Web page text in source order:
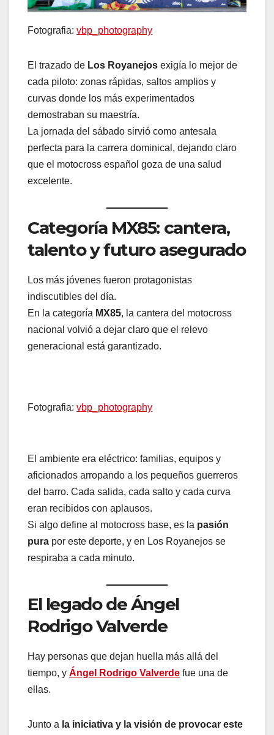
Fotografia: vbp_photography
El trazado de Los Royanejos exigía lo mejor de
cada piloto: zonas rápidas, saltos amplios y
curvas donde los más experimentados
demostraban su maestría.
La jornada del sábado sirvió como antesala
perfecta para la carrera dominical, dejando claro
que el motocross español goza de una salud
excelente.
Categoría MX85: cantera,
talento y futuro asegurado
Los más jóvenes fueron protagonistas
indiscutibles del día.
En la categoría MX85, la cantera del motocross
nacional volvió a dejar claro que el relevo
generacional está garantizado.
Fotografia: vbp_photography
El ambiente era eléctrico: familias, equipos y
aficionados arropando a los pequeños guerreros
del barro. Cada salida, cada salto y cada curva
eran recibidos con aplausos.
Si algo define al motocross base, es la pasión
pura por este deporte, y en Los Royanejos se
respiraba a cada minuto.
El legado de Ángel
Rodrigo Valverde
Hay personas que dejan huella más allá del
tiempo, y Ángel Rodrigo Valverde fue una de
ellas.
Junto a la iniciativa y la visión de provocar este